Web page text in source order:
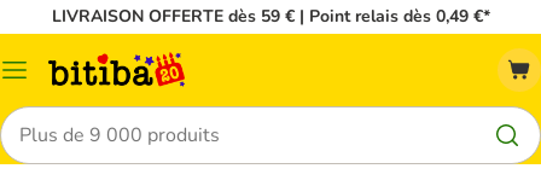
LIVRAISON OFFERTE dès 59 € | Point relais dès 0,49 €*
Menu
Rechercher